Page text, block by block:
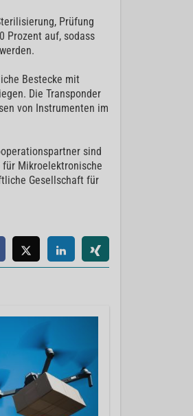
Prüfung
Prozent auf, sodass
Bestecke mit
Die Transponder
von Instrumenten im
sind
Mikroelektronische
Gesellschaft für